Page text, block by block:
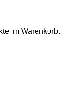
im Warenkorb.